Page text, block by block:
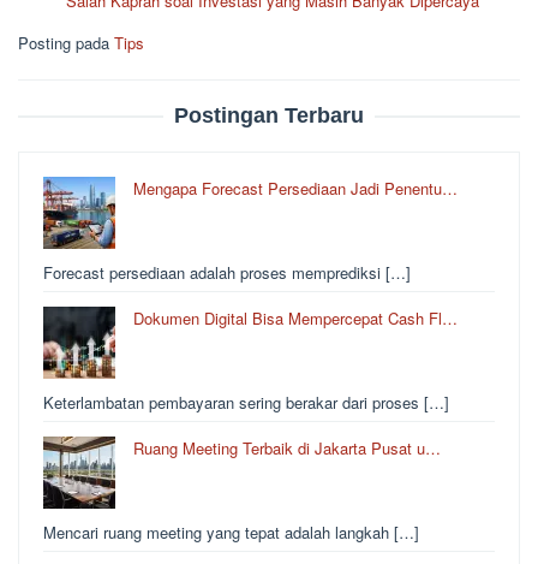
Posting pada Tips
Postingan Terbaru
Mengapa Forecast Persediaan Jadi Penentu…
Forecast persediaan adalah proses memprediksi […]
Dokumen Digital Bisa Mempercepat Cash Fl…
Keterlambatan pembayaran sering berakar dari proses […]
Ruang Meeting Terbaik di Jakarta Pusat u…
Mencari ruang meeting yang tepat adalah langkah […]